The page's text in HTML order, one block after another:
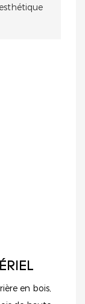
en bois,